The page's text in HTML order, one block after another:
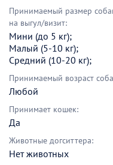
Принимаемый размер
на выгул/визит:
Мини (до 5 кг);
Малый (5-10 кг);
Средний (10-20 кг);
Принимаемый возраст
Любой
Принимает кошек:
Да
Животные догситтера:
Нет животных